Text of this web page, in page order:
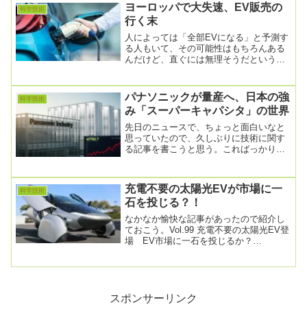
科学技術
ヨーロッパで大失速、EV販売の
行く末
人によっては「全部EVになる」と予測す
る人もいて、その可能性はもちろんある
んだけど、直ぐには無理そうだというの
科学技術
パナソニックが量産へ、日本の強
み「スーパーキャパシタ」の世界
先日のニュースで、ちょっと面白いなと
思っていたので、久しぶりに技術に関す
る記事を書こうと思う。こればっかりだ
科学技術
充電不要の太陽光EVが市場に一
石を投じる？！
なかなか愉快な記事があったので紹介し
ておこう。Vol.99 充電不要の太陽光EV登
場 EV市場に一石を投じるか？
スポンサーリンク